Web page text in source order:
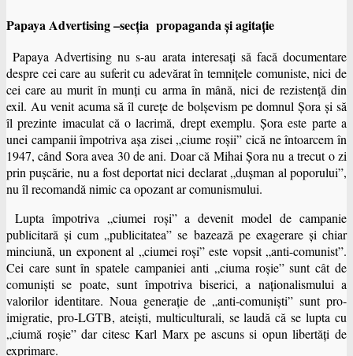
Papaya Advertising –secția propaganda şi agitaţie
Papaya Advertising nu s-au arata interesaţi să facă documentare
despre cei care au suferit cu adevărat în temniţele comuniste, nici de
cei care au murit în munţi cu arma în mână, nici de rezistenţă din
exil. Au venit acuma să îl cureţe de bolşevism pe domnul Șora şi să
îl prezinte imaculat că o lacrimă, drept exemplu. Șora este parte a
unei campanii împotriva aşa zisei „ciume roşii” cică ne întoarcem în
1947, când Sora avea 30 de ani. Doar că Mihai Șora nu a trecut o zi
prin puşcărie, nu a fost deportat nici declarat „duşman al poporului”,
nu îl recomandă nimic ca opozant ar comunismului.
Lupta împotriva „ciumei roşi” a devenit model de campanie
publicitară şi cum „publicitatea” se bazează pe exagerare şi chiar
minciună, un exponent al „ciumei roşi” este vopsit „anti-comunist”.
Cei care sunt în spatele campaniei anti „ciuma roşie” sunt cât de
comunişti se poate, sunt împotriva biserici, a naţionalismului a
valorilor identitare. Noua generaţie de „anti-comuniști” sunt pro-
imigratie, pro-LGTB, ateişti, multiculturali, se laudă că se lupta cu
„ciumă roşie” dar citesc Karl Marx pe ascuns si opun libertăți de
exprimare.